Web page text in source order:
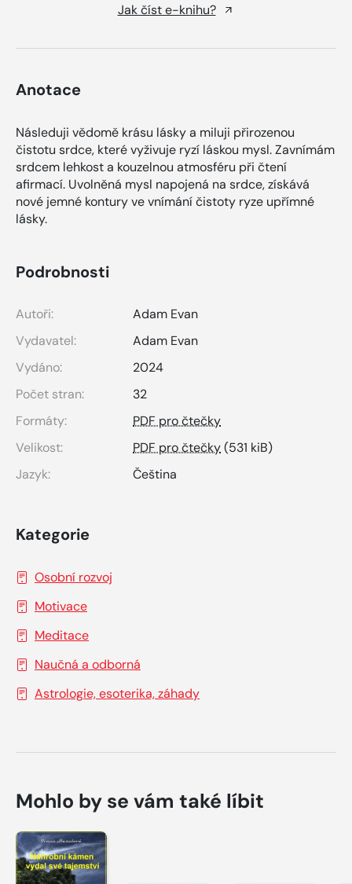
Jak číst e-knihu?
Anotace
Následuji vědomě krásu lásky a miluji přirozenou
čistotu srdce, které vyživuje ryzí láskou mysl. Zavnímám
srdcem lehkost a kouzelnou atmosféru při čtení
afirmací. Uvolněná mysl napojená na srdce, získává
nové jemné kontury ve vnímání čistoty ryze upřímné
lásky.
Podrobnosti
Autoři:
Adam Evan
Vydavatel:
Adam Evan
Vydáno:
2024
Počet stran:
32
Formáty:
PDF pro čtečky
Velikost:
PDF pro čtečky(531 kiB)
Jazyk:
Čeština
Kategorie
Osobní rozvoj
Motivace
Meditace
Naučná a odborná
Astrologie, esoterika, záhady
Mohlo by se vám také líbit